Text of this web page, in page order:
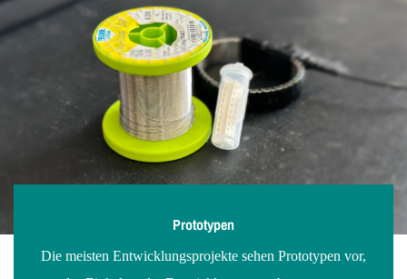
Prototypen
Die meisten Entwicklungsprojekte sehen Prototypen vor,